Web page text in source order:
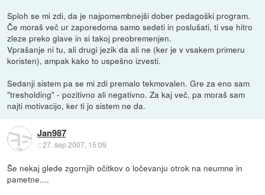
Sploh se mi zdi, da je najpomembnejši dober pedagoški program.
Če moraš več ur zaporedoma samo sedeti in poslušati, ti vse hitro
zleze preko glave in si takoj preobremenjen.
Vprašanje ni tu, ali drugi jezik da ali ne (ker je v vsakem primeru
koristen), ampak kako to uspešno izvesti.
Sedanji sistem pa se mi zdi premalo tekmovalen. Gre za eno sam
"tresholding" - pozitivno ali negativno. Za kaj več, pa moraš sam
najti motivacijo, ker ti jo sistem ne da.
Jan987
::27. sep 2007, 15:09
Še nekaj glede zgornjih očitkov o ločevanju otrok na neumne in
pametne....